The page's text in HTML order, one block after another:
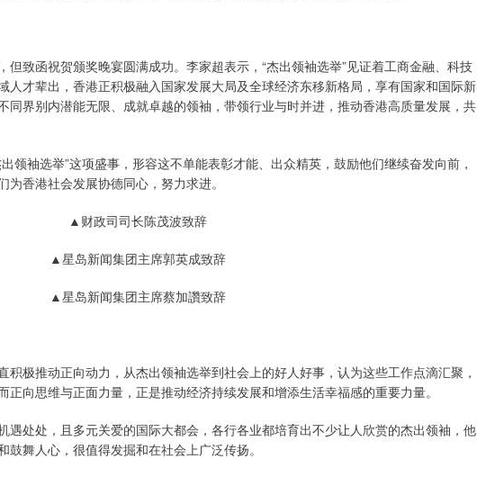
但致函祝贺颁奖晚宴圆满成功。李家超表示，“杰出领袖选举”见证着工商金融、科技
人才辈出，香港正积极融入国家发展大局及全球经济东移新格局，享有国家和国际新
同界别内潜能无限、成就卓越的领袖，带领行业与时并进，推动香港高质量发展，共
领袖选举”这项盛事，形容这不单能表彰才能、出众精英，鼓励他们继续奋发向前，
香港社会发展协德同心，努力求进。
▲财政司司长陈茂波致辞
▲星岛新闻集团主席郭英成致辞
▲星岛新闻集团主席蔡加讚致辞
积极推动正向动力，从杰出领袖选举到社会上的好人好事，认为这些工作点滴汇聚，
向思维与正面力量，正是推动经济持续发展和增添生活幸福感的重要力量。
遇处处，且多元关爱的国际大都会，各行各业都培育出不少让人欣赏的杰出领袖，他
舞人心，很值得发掘和在社会上广泛传扬。